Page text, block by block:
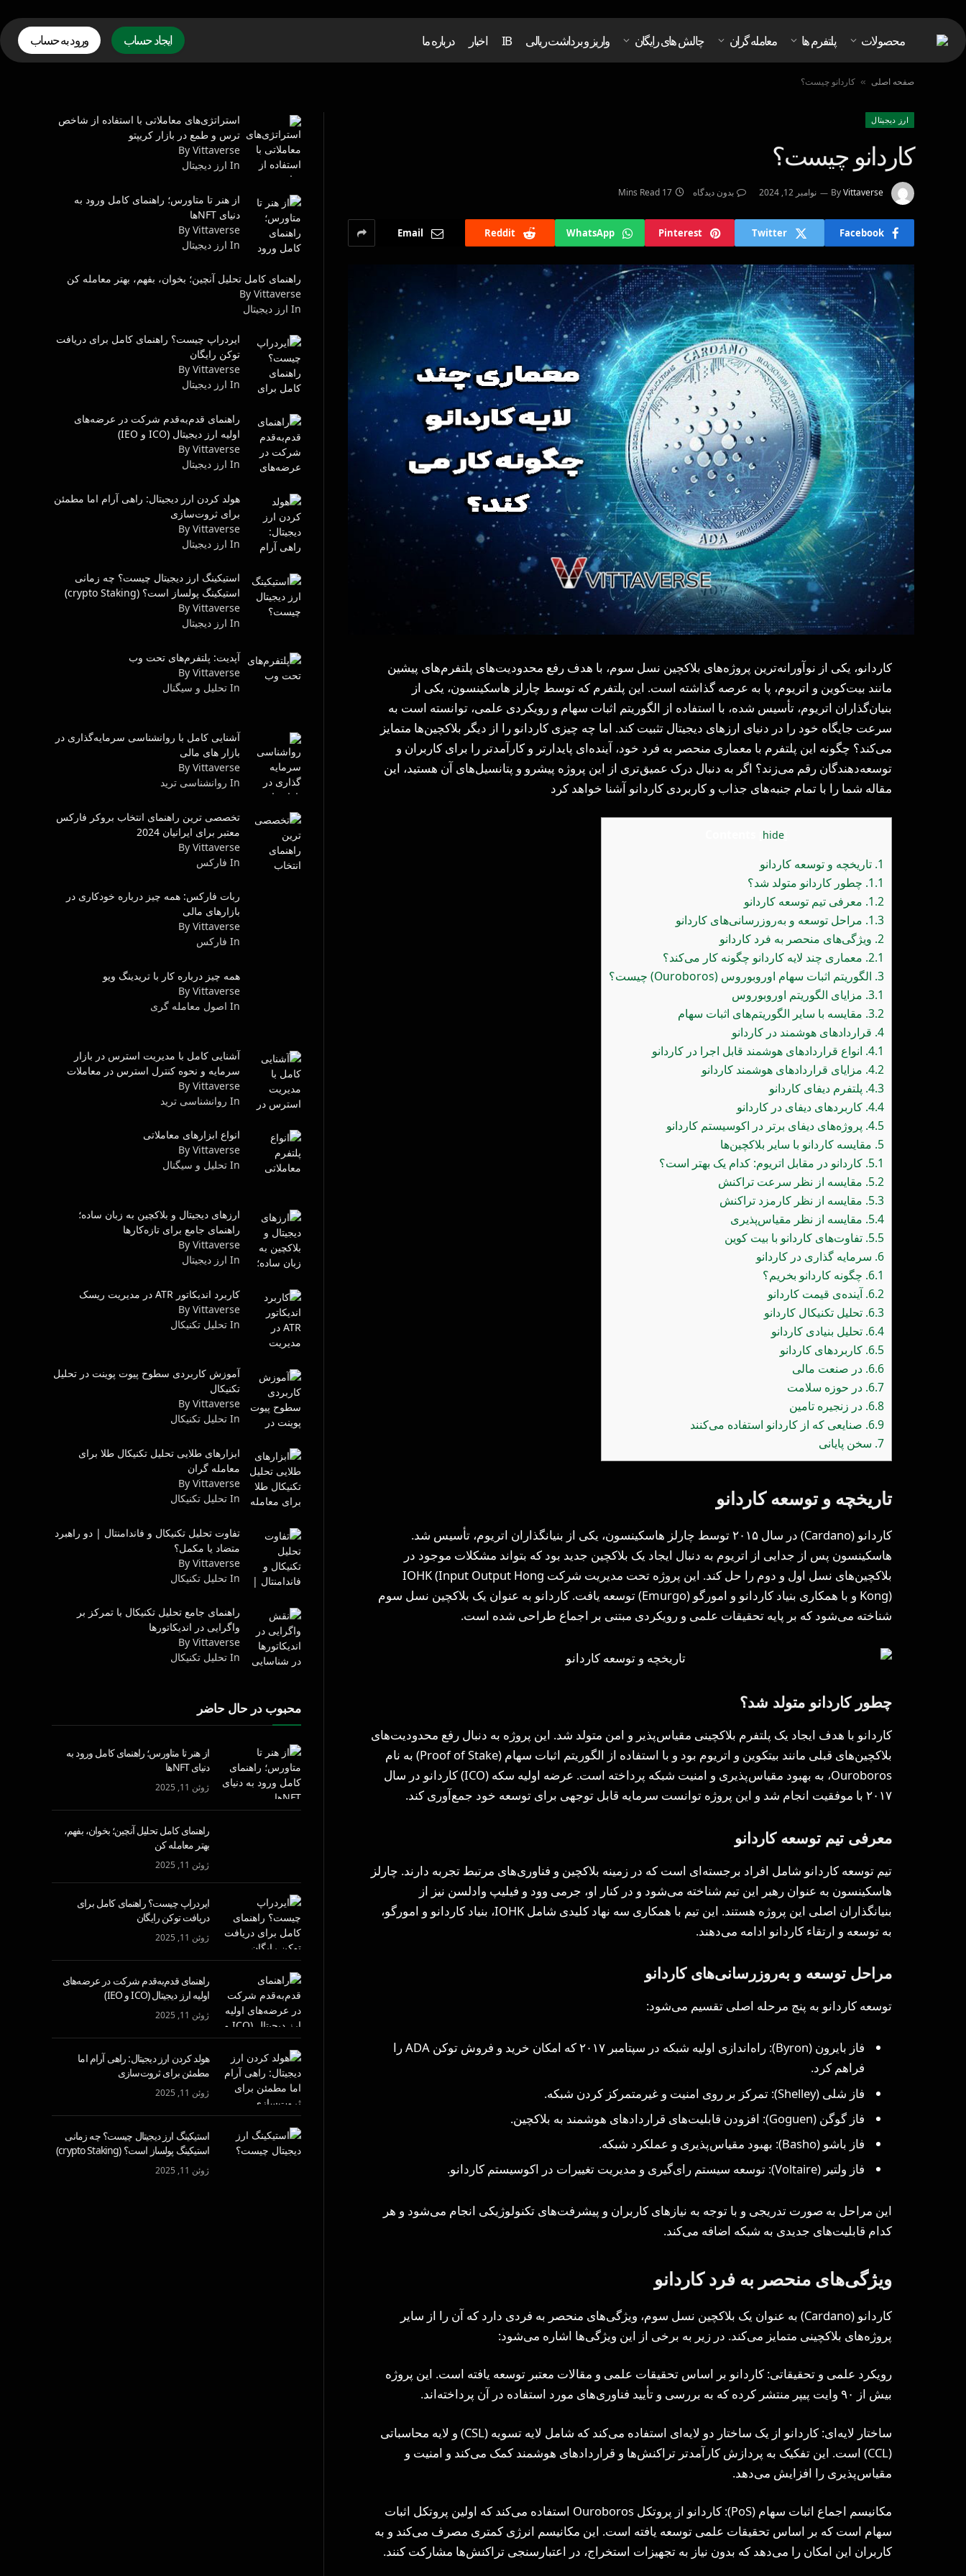
محصولات پلتفرم ها معامله گران چالش های رایگان واریز و برداشت ریالی IB اخبار درباره ما ایجاد حساب ورود به حساب
صفحه اصلی » کاردانو چیست؟
ارز دیجیتال
کاردانو چیست؟
ByVittaverse نوامبر 12, 2024 بدون دیدگاه 17 Mins Read
Facebook
Twitter
Pinterest
WhatsApp
Reddit
Email
کاردانو، یکی از نوآورانه‌ترین پروژه‌های بلاکچین نسل سوم، با هدف رفع محدودیت‌های پلتفرم‌های پیشین
مانند بیت‌کوین و اتریوم، پا به عرصه گذاشته است. این پلتفرم که توسط چارلز هاسکینسون، یکی از
بنیان‌گذاران اتریوم، تأسیس شده، با استفاده از الگوریتم اثبات سهام و رویکردی علمی، توانسته است به
سرعت جایگاه خود را در دنیای ارزهای دیجیتال تثبیت کند. اما چه چیزی کاردانو را از دیگر بلاکچین‌ها متمایز
می‌کند؟ چگونه این پلتفرم با معماری منحصر به فرد خود، آینده‌ای پایدارتر و کارآمدتر را برای کاربران و
توسعه‌دهندگان رقم می‌زند؟ اگر به دنبال درک عمیق‌تری از این پروژه پیشرو و پتانسیل‌های آن هستید، این
مقاله شما را با تمام جنبه‌های جذاب و کاربردی کاردانو آشنا خواهد کرد
hide
1. تاریخچه و توسعه کاردانو
1.1. چطور کاردانو متولد شد؟
1.2. معرفی تیم توسعه‌ کاردانو
1.3. مراحل توسعه و به‌روزرسانی‌های کاردانو
2. ویژگی‌های منحصر به فرد کاردانو
2.1. معماری چند لایه کاردانو چگونه کار می‌کند؟
3. الگوریتم اثبات سهام اوروبوروس (Ouroboros) چیست؟
3.1. مزایای الگوریتم اوروبوروس
3.2. مقایسه با سایر الگوریتم‌های اثبات سهام
4. قراردادهای هوشمند در کاردانو
4.1. انواع قراردادهای هوشمند قابل اجرا در کاردانو
4.2. مزایای قراردادهای هوشمند کاردانو
4.3. پلتفرم دیفای کاردانو
4.4. کاربردهای دیفای در کاردانو
4.5. پروژه‌های دیفای برتر در اکوسیستم کاردانو
5. مقایسه کاردانو با سایر بلاکچین‌ها
5.1. کاردانو در مقابل اتریوم: کدام یک بهتر است؟
5.2. مقایسه از نظر سرعت تراکنش
5.3. مقایسه از نظر کارمزد تراکنش
5.4. مقایسه از نظر مقیاس‌پذیری
5.5. تفاوت‌های کاردانو با بیت کوین
6. سرمایه گذاری در کاردانو
6.1. چگونه کاردانو بخریم؟
6.2. آینده‌ی قیمت کاردانو
6.3. تحلیل تکنیکال کاردانو
6.4. تحلیل بنیادی کاردانو
6.5. کاربردهای کاردانو
6.6. در صنعت مالی
6.7. در حوزه سلامت
6.8. در زنجیره تامین
6.9. صنایعی که از کاردانو استفاده می‌کنند
7. سخن پایانی
تاریخچه و توسعه کاردانو
کاردانو (Cardano) در سال ۲۰۱۵ توسط چارلز هاسکینسون، یکی از بنیانگذاران اتریوم، تأسیس شد.
هاسکینسون پس از جدایی از اتریوم به دنبال ایجاد یک بلاکچین جدید بود که بتواند مشکلات موجود در
بلاکچین‌های نسل اول و دوم را حل کند. این پروژه تحت مدیریت شرکت IOHK (Input Output Hong
Kong) و با همکاری بنیاد کاردانو و امورگو (Emurgo) توسعه یافت. کاردانو به عنوان یک بلاکچین نسل سوم
شناخته می‌شود که بر پایه تحقیقات علمی و رویکردی مبتنی بر اجماع طراحی شده است.
چطور کاردانو متولد شد؟
کاردانو با هدف ایجاد یک پلتفرم بلاکچینی مقیاس‌پذیر و امن متولد شد. این پروژه به دنبال رفع محدودیت‌های
بلاکچین‌های قبلی مانند بیتکوین و اتریوم بود و با استفاده از الگوریتم اثبات سهام (Proof of Stake) به نام
Ouroboros، به بهبود مقیاس‌پذیری و امنیت شبکه پرداخته است. عرضه اولیه سکه (ICO) کاردانو در سال
۲۰۱۷ با موفقیت انجام شد و این پروژه توانست سرمایه قابل توجهی برای توسعه خود جمع‌آوری کند.
معرفی تیم توسعه‌ کاردانو
تیم توسعه کاردانو شامل افراد برجسته‌ای است که در زمینه بلاکچین و فناوری‌های مرتبط تجربه دارند. چارلز
هاسکینسون به عنوان رهبر این تیم شناخته می‌شود و در کنار او، جرمی وود و فیلیپ وادلسن نیز از
بنیانگذاران اصلی این پروژه هستند. این تیم با همکاری سه نهاد کلیدی شامل IOHK، بنیاد کاردانو و امورگو،
به توسعه و ارتقاء کاردانو ادامه می‌دهند.
مراحل توسعه و به‌روزرسانی‌های کاردانو
توسعه کاردانو به پنج مرحله اصلی تقسیم می‌شود:
فاز بایرون (Byron): راه‌اندازی اولیه شبکه در سپتامبر ۲۰۱۷ که امکان خرید و فروش توکن ADA را
فراهم کرد.
فاز شلی (Shelley): تمرکز بر روی امنیت و غیرمتمرکز کردن شبکه.
فاز گوگن (Goguen): افزودن قابلیت‌های قراردادهای هوشمند به بلاکچین.
فاز باشو (Basho): بهبود مقیاس‌پذیری و عملکرد شبکه.
فاز ولتیر (Voltaire): توسعه سیستم رای‌گیری و مدیریت تغییرات در اکوسیستم کاردانو.
این مراحل به صورت تدریجی و با توجه به نیازهای کاربران و پیشرفت‌های تکنولوژیکی انجام می‌شود و هر
کدام قابلیت‌های جدیدی به شبکه اضافه می‌کند.
ویژگی‌های منحصر به فرد کاردانو
کاردانو (Cardano) به عنوان یک بلاکچین نسل سوم، ویژگی‌های منحصر به فردی دارد که آن را از سایر
پروژه‌های بلاکچینی متمایز می‌کند. در زیر به برخی از این ویژگی‌ها اشاره می‌شود:
رویکرد علمی و تحقیقاتی: کاردانو بر اساس تحقیقات علمی و مقالات معتبر توسعه یافته است. این پروژه
بیش از ۹۰ وایت پیپر منتشر کرده که به بررسی و تأیید فناوری‌های مورد استفاده در آن پرداخته‌اند.
ساختار لایه‌ای: کاردانو از یک ساختار دو لایه‌ای استفاده می‌کند که شامل لایه تسویه (CSL) و لایه محاسباتی
(CCL) است. این تفکیک به پردازش کارآمدتر تراکنش‌ها و قراردادهای هوشمند کمک می‌کند و امنیت و
مقیاس‌پذیری را افزایش می‌دهد.
مکانیسم اجماع اثبات سهام (PoS): کاردانو از پروتکل Ouroboros استفاده می‌کند که اولین پروتکل اثبات
سهام است که بر اساس تحقیقات علمی توسعه یافته است. این مکانیسم انرژی کمتری مصرف می‌کند و به
کاربران این امکان را می‌دهد که بدون نیاز به تجهیزات استخراج، در اعتبارسنجی تراکنش‌ها مشارکت کنند.
استراتژی‌های معاملاتی با استفاده از شاخص
ترس و طمع در بازار کریپتو
By Vittaverse
In ارز دیجیتال
از هنر تا متاورس؛ راهنمای کامل ورود به
دنیای NFTها
By Vittaverse
In ارز دیجیتال
راهنمای کامل تحلیل آنچین؛ بخوان، بفهم، بهتر معامله کن
By Vittaverse
In ارز دیجیتال
ایردراپ چیست؟ راهنمای کامل برای دریافت
توکن رایگان
By Vittaverse
In ارز دیجیتال
راهنمای قدم‌به‌قدم شرکت در عرضه‌های
اولیه ارز دیجیتال (ICO و IEO)
By Vittaverse
In ارز دیجیتال
هولد کردن ارز دیجیتال: راهی آرام اما مطمئن
برای ثروت‌سازی
By Vittaverse
In ارز دیجیتال
استیکینگ ارز دیجیتال چیست؟ چه زمانی
استیکینگ پولساز است؟ (crypto Staking)
By Vittaverse
In ارز دیجیتال
آپدیت: پلتفرم‌های تحت وب
By Vittaverse
In تحلیل و سیگنال
آشنایی کامل با روانشناسی سرمایه‌گذاری در
بازار های مالی
By Vittaverse
In روانشناسى ترید
تخصصی ترین راهنمای انتخاب بروکر فارکس
معتبر برای ایرانیان 2024
By Vittaverse
In فاركس
ربات فارکس: همه چیز درباره خودکاری در
بازارهای مالی
By Vittaverse
In فاركس
همه چیز درباره کار با تریدینگ ویو
By Vittaverse
In اصول معامله گرى
آشنایی کامل با مدیریت استرس در بازار
سرمایه و نحوه کنترل استرس در معاملات
By Vittaverse
In روانشناسى ترید
انواع ابزارهای معاملاتی
By Vittaverse
In تحلیل و سیگنال
ارزهای دیجیتال و بلاکچین به زبان ساده؛
راهنمای جامع برای تازه‌کارها
By Vittaverse
In ارز دیجیتال
کاربرد اندیکاتور ATR در مدیریت ریسک
By Vittaverse
In تحليل تكنيكال
آموزش کاربردی سطوح پیوت پوینت در تحلیل
تکنیکال
By Vittaverse
In تحليل تكنيكال
ابزارهای طلایی تحلیل تکنیکال طلا برای
معامله گران
By Vittaverse
In تحليل تكنيكال
تفاوت تحلیل تکنیکال و فاندامنتال | دو راهبرد
متضاد یا مکمل؟
By Vittaverse
In تحليل تكنيكال
راهنمای جامع تحلیل تکنیکال با تمرکز بر
واگرایی در اندیکاتورها
By Vittaverse
In تحليل تكنيكال
محبوب در حال حاضر
از هنر تا متاورس؛ راهنمای کامل ورود به
دنیای NFTها
ژوئن 11, 2025
راهنمای کامل تحلیل آنچین؛ بخوان، بفهم،
بهتر معامله کن
ژوئن 11, 2025
ایردراپ چیست؟ راهنمای کامل برای
دریافت توکن رایگان
ژوئن 11, 2025
راهنمای قدم‌به‌قدم شرکت در عرضه‌های
اولیه ارز دیجیتال (ICO و IEO)
ژوئن 11, 2025
هولد کردن ارز دیجیتال: راهی آرام اما
مطمئن برای ثروت‌سازی
ژوئن 11, 2025
استیکینگ ارز دیجیتال چیست؟ چه زمانی
استیکینگ پولساز است؟ (crypto Staking)
ژوئن 11, 2025